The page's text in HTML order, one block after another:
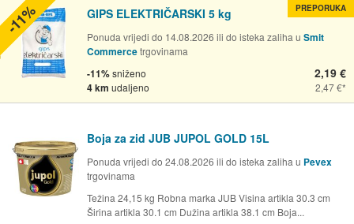
GIPS ELEKTRIČARSKI 5 kg
Ponuda vrijedi do 14.08.2026 ili do isteka zaliha u Smit
Commercetrgovinama
-11%sniženo
4 km udaljeno
2,19 €
2,47 €
PREPORUKA
-11%
Boja za zid JUB JUPOL GOLD 15L
Ponuda vrijedi do 24.08.2026 ili do isteka zaliha u Pevex
trgovinama
Težina 24,15 kg Robna marka JUB Visina artikla 30.3 cm
Širina artikla 30.1 cm Dužina artikla 38.1 cm Boja...